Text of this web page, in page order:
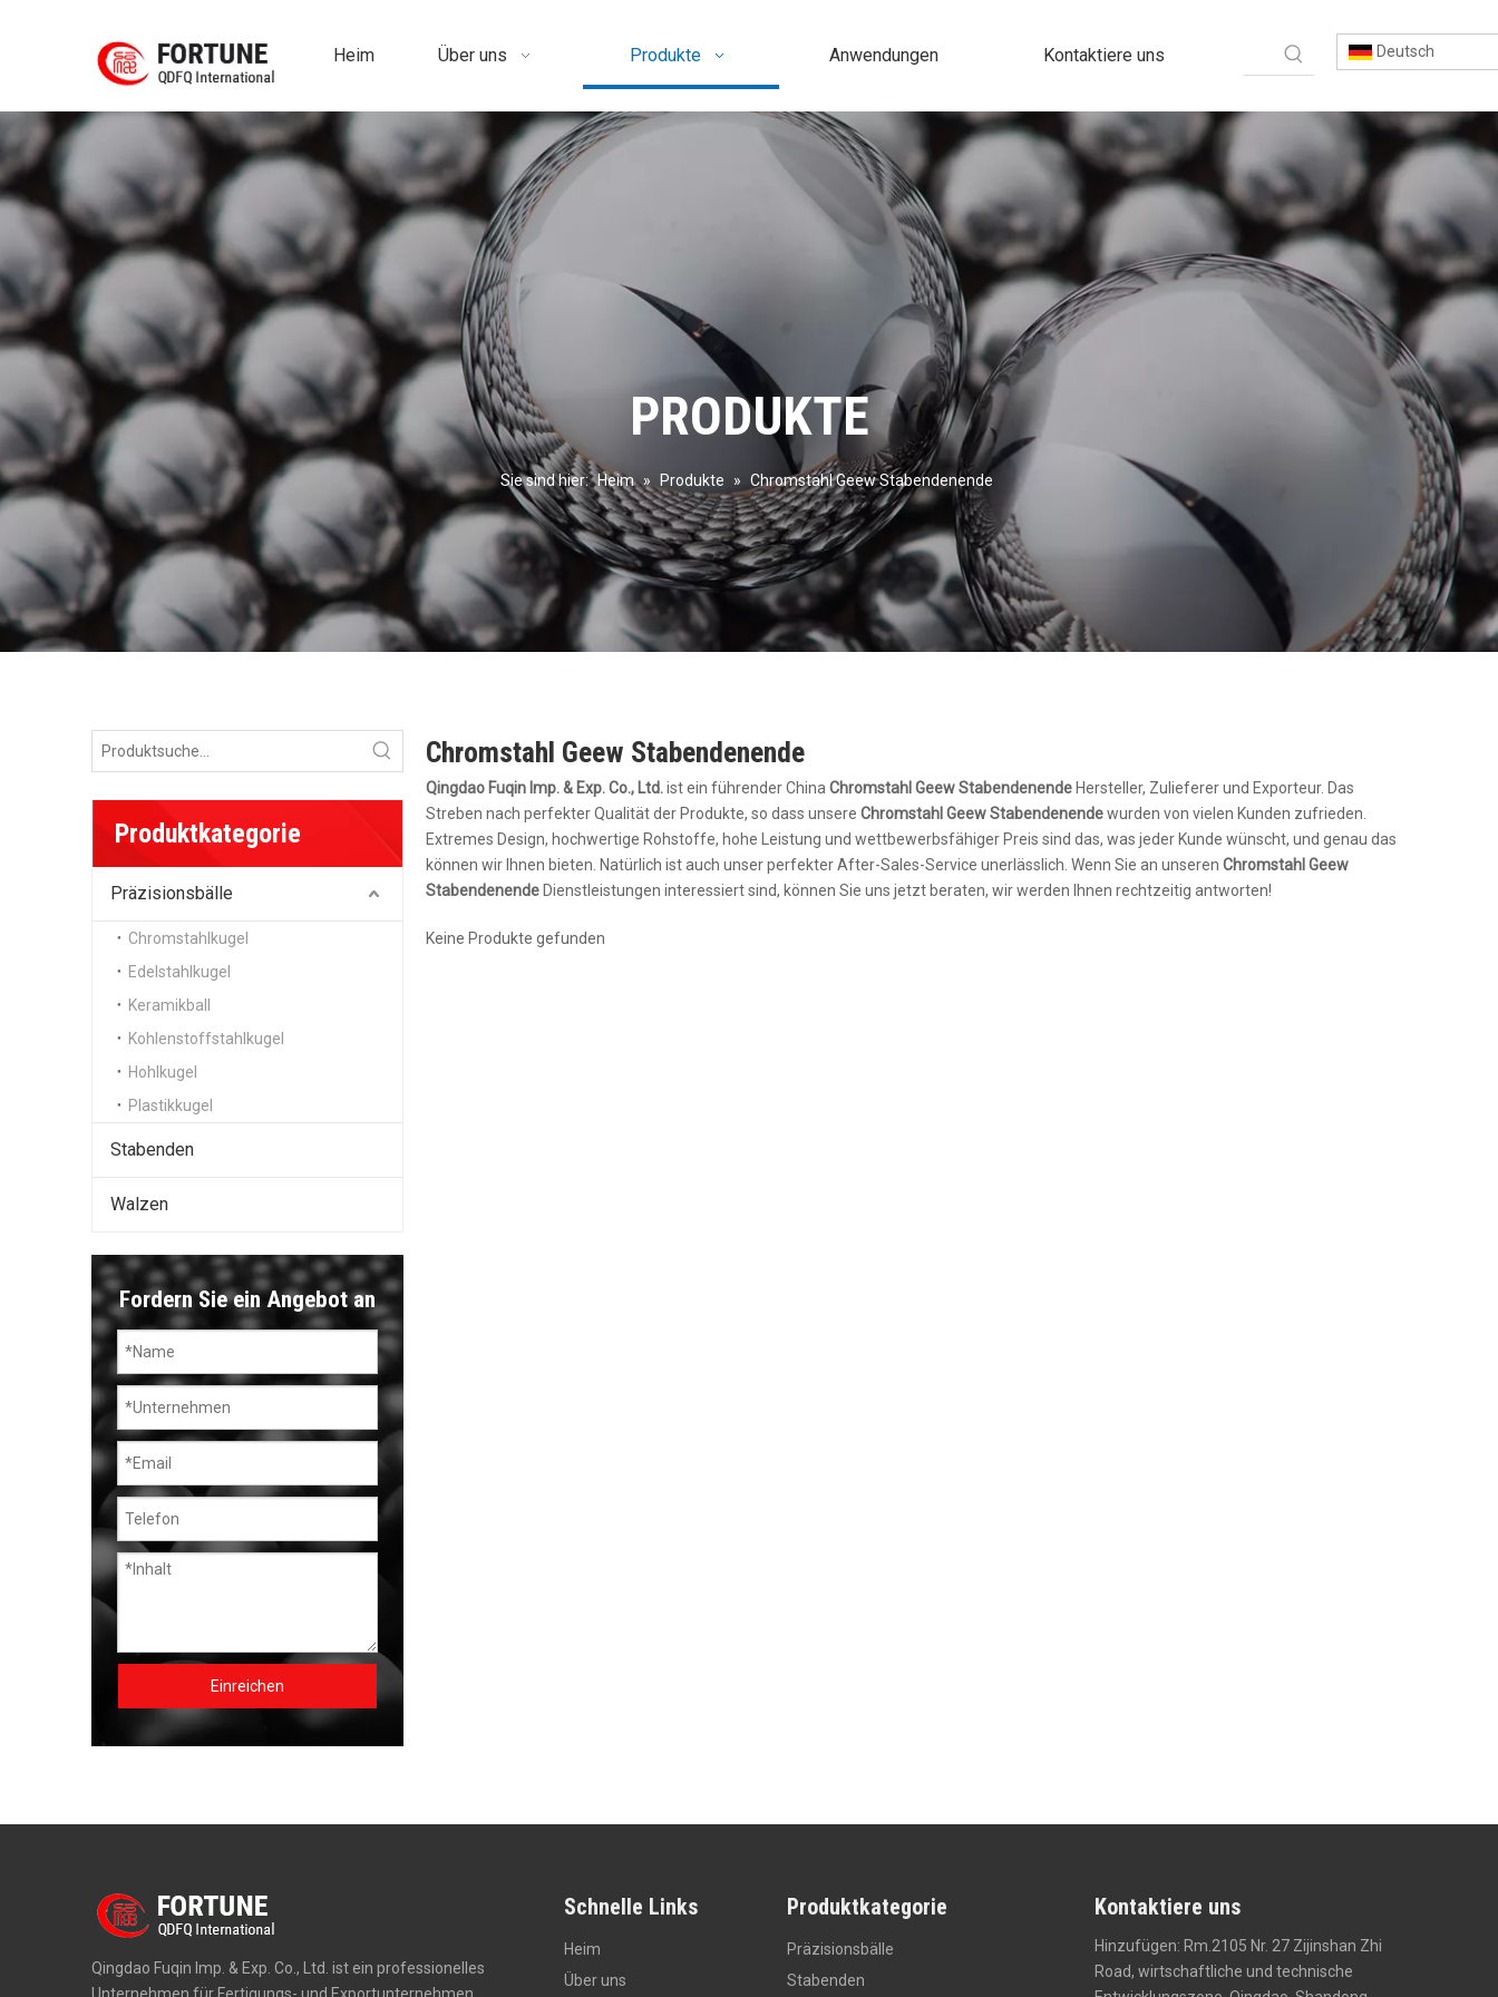
Heim Über uns Produkte Anwendungen Kontaktiere uns Deutsch
PRODUKTE
Sie sind hier: Heim » Produkte » Chromstahl Geew Stabendenende
Produktkategorie
Präzisionsbälle
Chromstahlkugel
Edelstahlkugel
Keramikball
Kohlenstoffstahlkugel
Hohlkugel
Plastikkugel
Stabenden
Walzen
Fordern Sie ein Angebot an
Einreichen
Chromstahl Geew Stabendenende
Qingdao Fuqin Imp. & Exp. Co., Ltd.ist ein führender China Chromstahl Geew Stabendenende Hersteller, Zulieferer und Exporteur. Das
Streben nach perfekter Qualität der Produkte, so dass unsere Chromstahl Geew Stabendenendewurden von vielen Kunden zufrieden.
Extremes Design, hochwertige Rohstoffe, hohe Leistung und wettbewerbsfähiger Preis sind das, was jeder Kunde wünscht, und genau das
können wir Ihnen bieten. Natürlich ist auch unser perfekter After-Sales-Service unerlässlich. Wenn Sie an unseren Chromstahl Geew
Stabendenende Dienstleistungen interessiert sind, können Sie uns jetzt beraten, wir werden Ihnen rechtzeitig antworten!
Keine Produkte gefunden
Qingdao Fuqin Imp. & Exp. Co., Ltd. ist ein professionelles
Schnelle Links
Heim
Über uns
Produktkategorie
Präzisionsbälle
Stabenden
Kontaktiere uns
Hinzufügen: Rm.2105 Nr. 27 Zijinshan Zhi
Road, wirtschaftliche und technische